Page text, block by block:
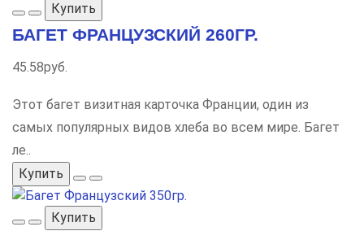
Купить
БАГЕТ ФРАНЦУЗСКИЙ 260ГР.
45.58руб.
Этот багет визитная карточка Франции, один из
самых популярных видов хлеба во всем мире. Багет
ле..
Купить
Купить